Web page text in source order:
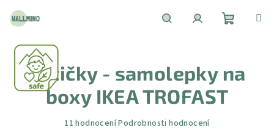
obsah
košík
Kytičky - samolepky na
boxy IKEA TROFAST
Průměrné
11 hodnoceníPodrobnosti hodnocení